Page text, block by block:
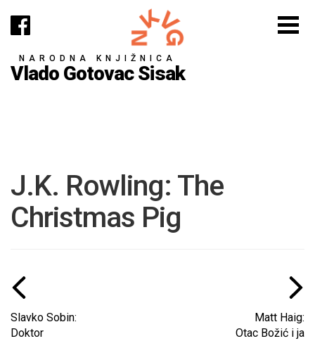
NARODNA KNJIŽNICA
Vlado Gotovac Sisak
J.K. Rowling: The
Christmas Pig
Slavko Sobin:
Doktor
Matt Haig:
Otac Božić i ja